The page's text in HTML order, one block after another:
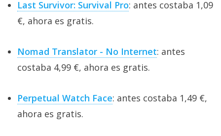
Last Survivor: Survival Pro: antes costaba 1,09
€, ahora es gratis.
Nomad Translator - No Internet: antes
costaba 4,99 €, ahora es gratis.
Perpetual Watch Face: antes costaba 1,49 €,
ahora es gratis.